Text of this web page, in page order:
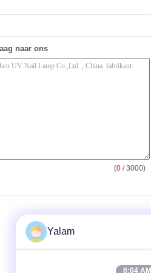
naar ons
(0 / 3000)
Yalam
8:04 AM